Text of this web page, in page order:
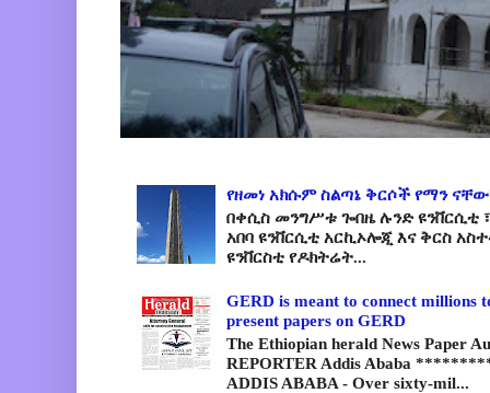
የዘመነ አክሱም ስልጣኔ ቅርሶች የማን
በቀሲስ መንግሥቱ ጐበዜ ሉንድ ዩንቨርሲቲ
አበባ ዩንቨርሲቲ አርኪኦሎጂ እና ቅርስ
ዩንቨርስቲ የዶክትሬት...
GERD is meant to connect millions
present papers on GERD
The Ethiopian herald News Paper
REPORTER Addis Ababa
ADDIS ABABA - Over sixty-mil...